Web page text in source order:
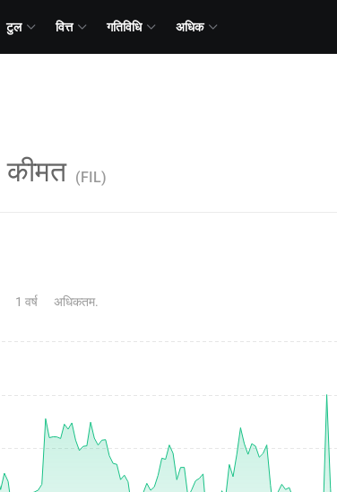
टुल वित्त गतिविधि अधिक
कीमत (FIL)
1 वर्ष अधिकतम.